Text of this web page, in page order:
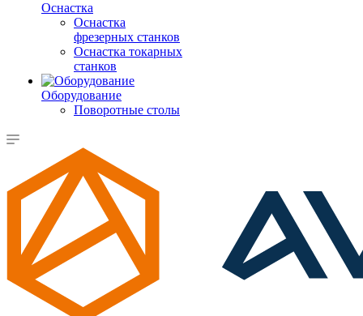
Оснастка
Оснастка
фрезерных станков
Оснастка токарных
станков
Оборудование
Поворотные столы